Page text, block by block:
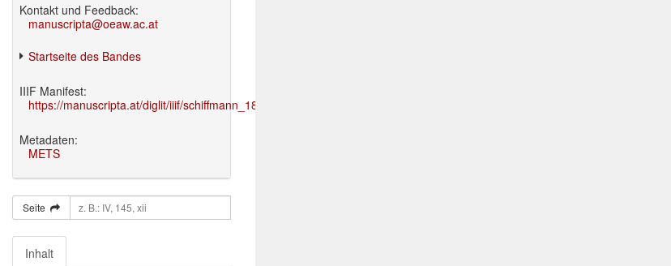
Kontakt und Feedback:
manuscripta@oeaw.ac.at
Startseite des Bandes
IIIF Manifest:
https://manuscripta.at/diglit/iiif/schiffmann_1895/manifest.json
Metadaten:
METS
Seite
Inhalt